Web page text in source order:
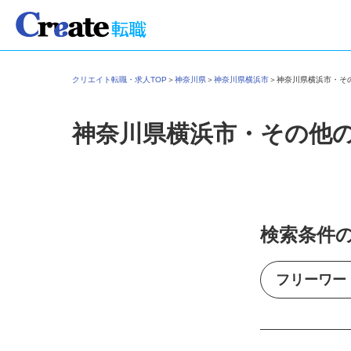
クリエイト転職・求人TOP＞神奈川県＞神奈川県横浜市＞神奈川県横浜市・
神奈川県横浜市・その他
検索条件